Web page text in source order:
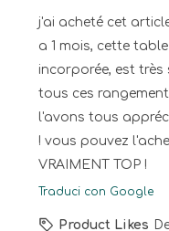
j'ai acheté cet
a 1 mois, cette
incorporée, est
tous ces
l'avons tous
! vous pouvez
VRAIMENT TOP !
Traduci con Google
Product Likes